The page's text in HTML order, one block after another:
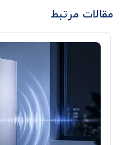
مقالات مرتبط